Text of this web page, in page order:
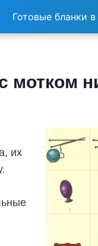
Готовые бланки в
мотком
их